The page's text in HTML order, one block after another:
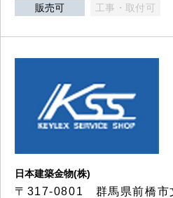
販売可 工事・取付可
日本建築金物(株)
〒317‐0801 群馬県前橋市